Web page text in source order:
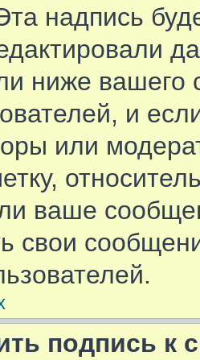
надпись
ниже
и
или
ваше
свои
подпись